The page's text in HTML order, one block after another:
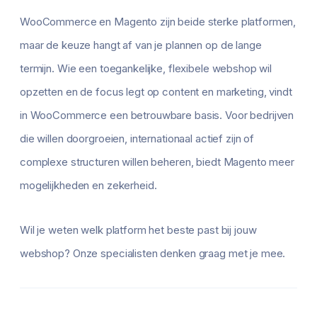
WooCommerce en Magento zijn beide sterke platformen,
maar de keuze hangt af van je plannen op de lange
termijn. Wie een toegankelijke, flexibele webshop wil
opzetten en de focus legt op content en marketing, vindt
in WooCommerce een betrouwbare basis. Voor bedrijven
die willen doorgroeien, internationaal actief zijn of
complexe structuren willen beheren, biedt Magento meer
mogelijkheden en zekerheid.
Wil je weten welk platform het beste past bij jouw
webshop? Onze specialisten denken graag met je mee.